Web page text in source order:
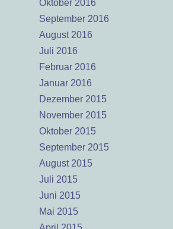
Oktober 2016
September 2016
August 2016
Juli 2016
Februar 2016
Januar 2016
Dezember 2015
November 2015
Oktober 2015
September 2015
August 2015
Juli 2015
Juni 2015
Mai 2015